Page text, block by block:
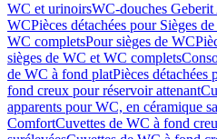
WC et urinoirsWC-douches Geberit
WCPièces détachées pour Sièges
WC completsPour sièges de WC
sièges de WC et WC complets
de WC à fond platPièces
fond creux pour réservoir attenant
apparents pour WC, en céramique
ComfortCuvettes de WC à fond